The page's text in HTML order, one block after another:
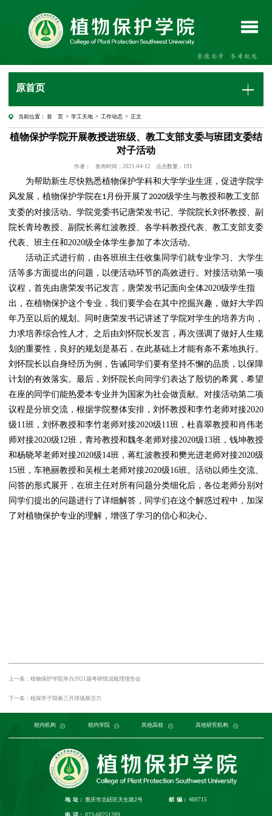
原首页
当前位置： 首 页 >学工天地 >工作动态 > 正文
植物保护学院开展教授进班级、教工支部支委与班团支委结
对子活动
作者： 发布时间：2021-04-12 点击数量： 191
为帮助新生尽快熟悉植物保护学科和大学学业生涯，促进学院学
风发展， 植物保护学院在1 月份开展了2020级学生与教授和教工支部
支委的对接活动。学院党委书记唐荣发书记、学院院长刘怀教授 、副
院长青玲教授、副院长蒋红波教授、各学科教授代表、教工支部支委
代表、班主任和 2020级全体学生参加了本次活动 。
活动正式进行前，由各班班主任收集同学们就专业学习、大学生
活等多方面提出的问题，以便活动环节的高效进行。对接活动第一项
议程，首先由唐荣发书记发言，唐荣发书记面向全体2020级学生指
出，在植物保护这个专业，我们要学会在其中挖掘兴趣，做好大学四
年乃至以后的规划。同时唐荣发书记讲述了学院对学生的培养方向，
力求培养综合性人才。之后由刘怀院长发言，再次强调了做好人生规
划的重要性，良好的规划是基石，在此基础上才能有条不紊地执行。
刘怀院长以自身经历为例，告诫同学们要有坚持不懈的品质，以保障
计划的有效落实。最后，刘怀院长向同学们表达了殷切的希冀，希望
在座的同学们能热爱本专业并为国家为社会做贡献。对接活动第二项
议程是分班交流，根据学院整体安排，刘怀教授和李竹老师对接2020
级11班，刘怀教授和李竹老师对接2020级11班，杜喜翠教授和肖伟老
师对接2020级12班，青玲教授和魏冬老师对接2020级13班，钱坤教授
和杨晓琴老师对接2020级14班，蒋红波教授和樊光进老师对接2020级
15班，车艳丽教授和吴根土老师对接2020级16班。活动 以师生交流、
问答的形式展开，在班主任对所有问题分类细化后，各位老师分别对
同学们提出的问题进行了详细解答，同学们在这个解惑过程中，加深
了对植物保护专业的理解，增强了学习的信心和决心。
上一条：植物保护学院举办2021届考研情况梳理报告会
下一条：植保学子阳春三月球场展活力
校内机构
党委组织部 党委宣传部 发展规划与学科建设部 人力资源部 本科生院 研究生院 科学技术发展研究院
校内学院
农学与生物科技学院 园艺园林学院 生命科学学院 生物技术学院 资源环境学院
其他高校
中国农业大学 浙江大学 西北农林科技大学 南京农业大学 华中农业大学 华南农业大学 山西农业大学
其他研究机构
中国农业科学院植物保护研究所 中国科学院植物研究所 中国科学院 中国农业科学院 重庆市农业科学院
地 址： 重庆市北碚区天生路2号 邮 编： 400715
电 话： 023-68251269